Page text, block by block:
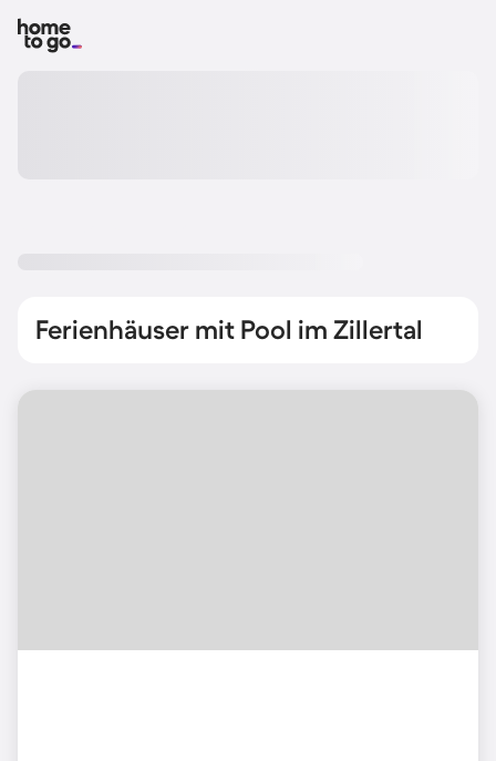
Ferienhäuser mit Pool im Zillertal